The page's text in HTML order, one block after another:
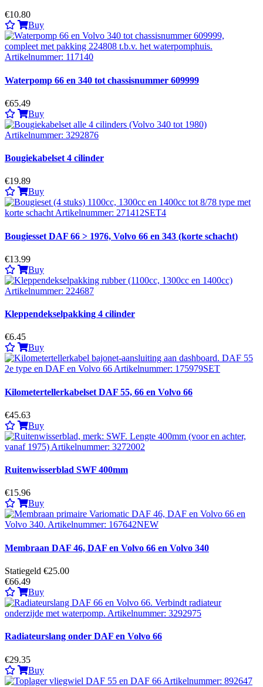
€10.80
Buy
Waterpomp 66 en 340 tot chassisnummer 609999
€65.49
Buy
Bougiekabelset 4 cilinder
€19.89
Buy
Bougiesset DAF 66 > 1976, Volvo 66 en 343 (korte schacht)
€13.99
Buy
Kleppendekselpakking 4 cilinder
€6.45
Buy
Kilometertellerkabelset DAF 55, 66 en Volvo 66
€45.63
Buy
Ruitenwisserblad SWF 400mm
€15.96
Buy
Membraan DAF 46, DAF en Volvo 66 en Volvo 340
Statiegeld €25.00
€66.49
Buy
Radiateurslang onder DAF en Volvo 66
€29.35
Buy